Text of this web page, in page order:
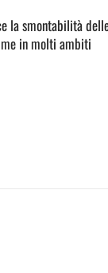
la smontabilità
in molti ambiti